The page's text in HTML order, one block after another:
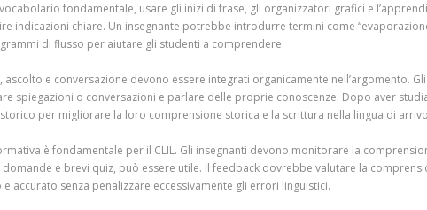
fondamentale, usare gli inizi di frase, gli organizzatori grafici e
indicazioni chiare. Un insegnante potrebbe introdurre termini come
di flusso per aiutare gli studenti a comprendere.
ascolto e conversazione devono essere integrati organicamente
spiegazioni o conversazioni e parlare delle proprie conoscenze. Dopo aver
per migliorare la loro comprensione storica e la scrittura nella lingua di
è fondamentale per il CLIL. Gli insegnanti devono monitorare la
e brevi quiz, può essere utile. Il feedback dovrebbe valutare la
accurato senza penalizzare eccessivamente gli errori linguistici.